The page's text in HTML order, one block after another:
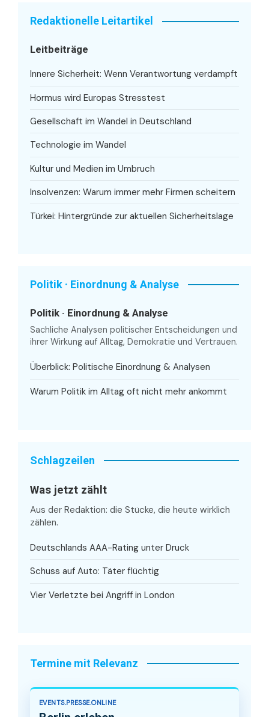
Redaktionelle Leitartikel
Leitbeiträge
Innere Sicherheit: Wenn Verantwortung verdampft
Hormus wird Europas Stresstest
Gesellschaft im Wandel in Deutschland
Technologie im Wandel
Kultur und Medien im Umbruch
Insolvenzen: Warum immer mehr Firmen scheitern
Türkei: Hintergründe zur aktuellen Sicherheitslage
Politik · Einordnung & Analyse
Politik · Einordnung & Analyse
Sachliche Analysen politischer Entscheidungen und
ihrer Wirkung auf Alltag, Demokratie und Vertrauen.
Überblick: Politische Einordnung & Analysen
Warum Politik im Alltag oft nicht mehr ankommt
Schlagzeilen
Was jetzt zählt
Aus der Redaktion: die Stücke, die heute wirklich
zählen.
Deutschlands AAA-Rating unter Druck
Schuss auf Auto: Täter flüchtig
Vier Verletzte bei Angriff in London
Termine mit Relevanz
EVENTS.PRESSE.ONLINE